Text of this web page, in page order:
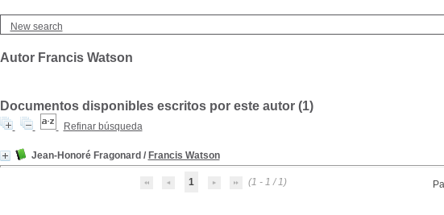
New search
Autor Francis Watson
Documentos disponibles escritos por este autor (1)
Refinar búsqueda
Jean-Honoré Fragonard / Francis Watson
1 (1 - 1 / 1)